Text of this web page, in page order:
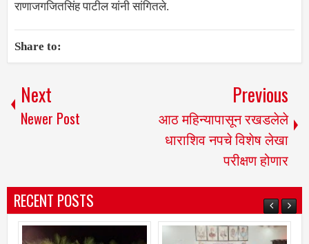
राणाजगजितसिंह पाटील यांनी सांगितले.
Share to:
Next
Newer Post
Previous
आठ महिन्यापासून रखडलेले
धाराशिव नपचे विशेष लेखा
परीक्षण होणार
RECENT POSTS